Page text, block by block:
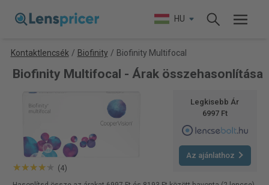
HU
Kontaktlencsék / Biofinity / Biofinity Multifocal
Biofinity Multifocal - Árak összehasonlítása
(4)
Legkisebb Ár
6997 Ft
Az ajánlathoz